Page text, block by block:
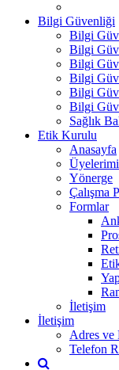
Bilgi Güvenliği
Bilgi
Bilgi
Bilgi
Bilgi
Bilgi
Bilgi
Sağlık
Etik Kurulu
Anasayfa
Yönerge
Çalışma
Formlar
İletişim
İletişim
Adres ve
Telefon